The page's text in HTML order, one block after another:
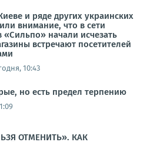
и ряде других украинских
внимание, что в сети
«Сильпо» начали исчезать
встречают посетителей
10:43
но есть предел терпению
ОТМЕНИТЬ». КАК